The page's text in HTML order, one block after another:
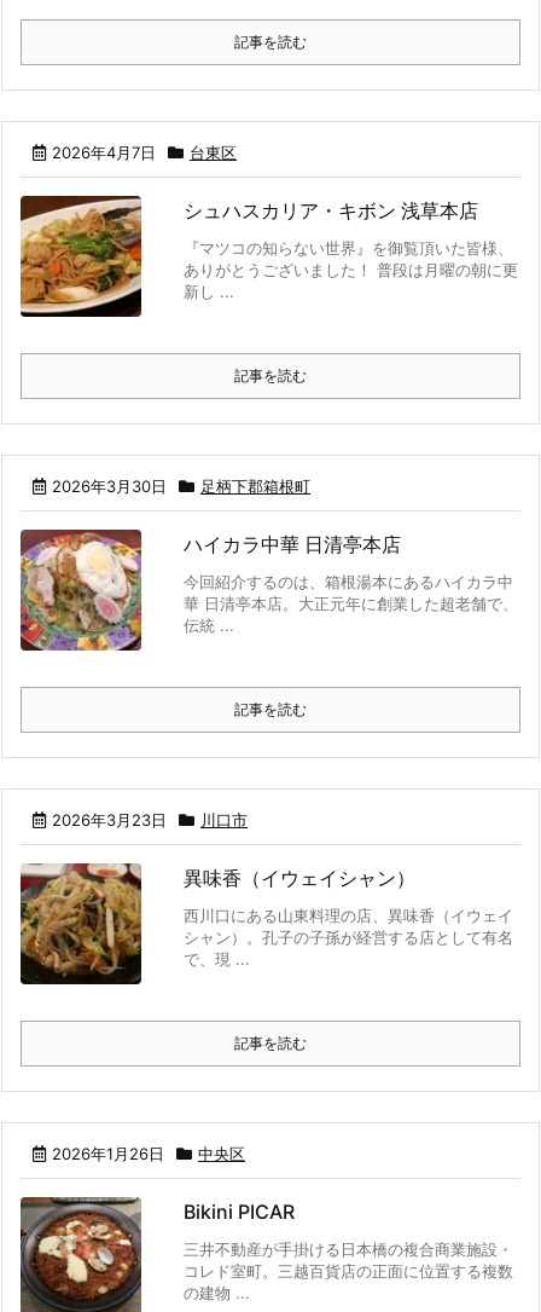
記事を読む
2026年4月7日 台東区
シュハスカリア・キボン 浅草本店
『マツコの知らない世界』を御覧頂いた皆様、
ありがとうございました！ 普段は月曜の朝に更
新し ...
記事を読む
2026年3月30日 足柄下郡箱根町
ハイカラ中華 日清亭本店
今回紹介するのは、箱根湯本にあるハイカラ中
華 日清亭本店。大正元年に創業した超老舗で、
伝統 ...
記事を読む
2026年3月23日 川口市
異味香（イウェイシャン）
西川口にある山東料理の店、異味香（イウェイ
シャン）。孔子の子孫が経営する店として有名
で、現 ...
記事を読む
2026年1月26日 中央区
Bikini PICAR
三井不動産が手掛ける日本橋の複合商業施設・
コレド室町。三越百貨店の正面に位置する複数
の建物 ...